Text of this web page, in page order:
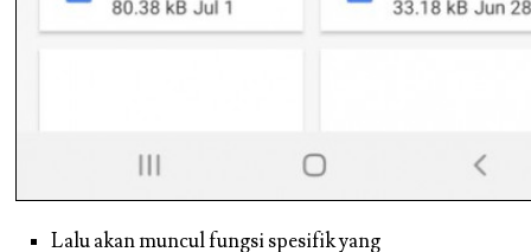
Lalu akan muncul fungsi spesifik yang